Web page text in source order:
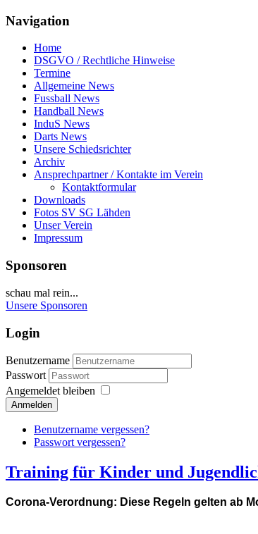
Navigation
Home
DSGVO / Rechtliche Hinweise
Termine
Allgemeine News
Fussball News
Handball News
InduS News
Darts News
Unsere Schiedsrichter
Archiv
Ansprechpartner / Kontakte im Verein
Kontaktformular
Downloads
Fotos SV SG Lähden
Unser Verein
Impressum
Sponsoren
schau mal rein...
Unsere Sponsoren
Login
Benutzername
Passwort
Angemeldet bleiben
Anmelden
Benutzername vergessen?
Passwort vergessen?
Training für Kinder und
Corona-Verordnung: Diese Regeln gelten ab